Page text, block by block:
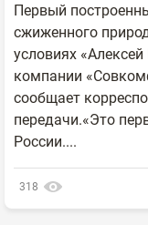
Первый
сжиженного
условиях
компании
сообщает
передачи.«Это
России....
318